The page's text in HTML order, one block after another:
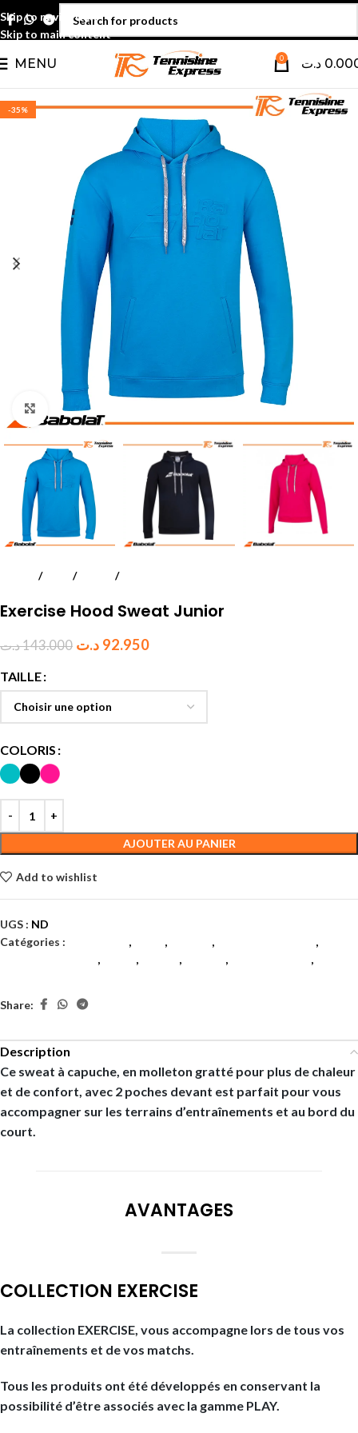
Skip to navigation
Skip to main content
MENU 0 د.ت
-35%
Click to enlarge
Padel Textile Juniors et enfants
Exercise Hood Sweat Junior
143.000د.ت 92.950 د.ت
TAILLE
COLORIS
AJOUTER AU PANIER
Add to wishlist
UGS : ND
Catégories :
, , ,
,
, , , ,
,
Share:
Description
Ce sweat à capuche, en molleton gratté pour plus de chaleur
et de confort, avec 2 poches devant est parfait pour vous
accompagner sur les terrains d’entraînements et au bord du
court.
AVANTAGES
COLLECTION EXERCISE
La collection EXERCISE, vous accompagne lors de tous vos
entraînements et de vos matchs.
Tous les produits ont été développés en conservant la
possibilité d’être associés avec la gamme PLAY.